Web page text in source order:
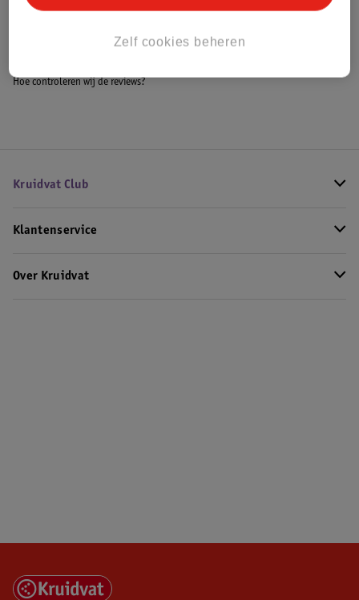
Bekijk ook
Alle Herenparfum
Hoe controleren wij de reviews?
Kruidvat Club
Klantenservice
Over Kruidvat
Zelf cookies beheren